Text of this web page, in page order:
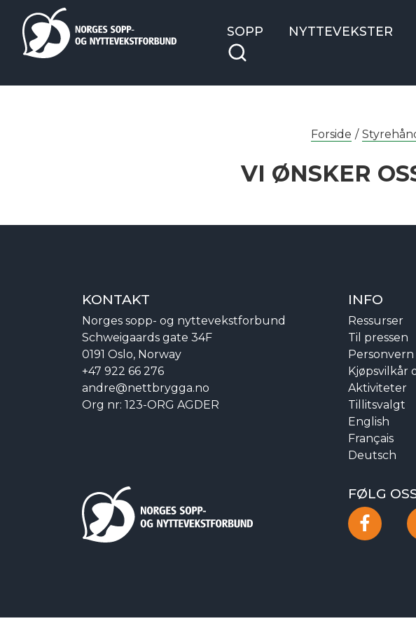
SOPP NYTTEVEKSTER
Forside /
VI ØNSKER
KONTAKT
Norges sopp- og nyttevekstforbund
Schweigaards gate 34F
0191 Oslo, Norway
+47 922 66 276
andre@nettbrygga.no
Org nr: 123-ORG AGDER
INFO
Ressurser
Til pressen
Personvern
Kjøpsvilkår
Aktiviteter
Tillitsvalgt
English
Français
Deutsch
FØLG